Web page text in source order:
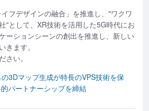
フデザインの融合」を推進し、"ワクワ
"として、XR技術を活用した5G時代にお
ーションシーンの創出を推進し、新しい
きます。
さい。
3Dマップ生成が特長のVPS技術を保
パートナーシップを締結